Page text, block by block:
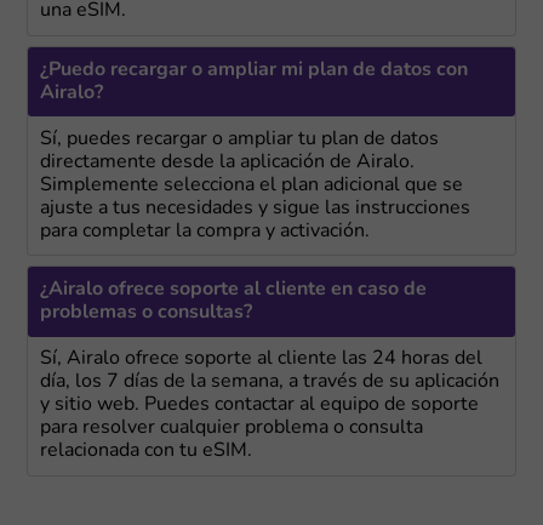
una eSIM.
¿Puedo recargar o ampliar mi plan de datos con
Airalo?
Sí, puedes recargar o ampliar tu plan de datos
directamente desde la aplicación de Airalo.
Simplemente selecciona el plan adicional que se
ajuste a tus necesidades y sigue las instrucciones
para completar la compra y activación.
¿Airalo ofrece soporte al cliente en caso de
problemas o consultas?
Sí, Airalo ofrece soporte al cliente las 24 horas del
día, los 7 días de la semana, a través de su aplicación
y sitio web. Puedes contactar al equipo de soporte
para resolver cualquier problema o consulta
relacionada con tu eSIM.